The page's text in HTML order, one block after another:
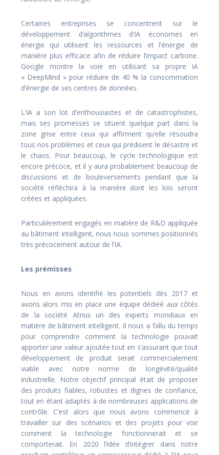
Certaines entreprises se concentrent sur le
développement d’algorithmes d’IA économes en
énergie qui utilisent les ressources et l’énergie de
manière plus efficace afin de réduire l’impact carbone.
Google montre la voie en utilisant sa propre IA
« DeepMind » pour réduire de 40 % la consommation
d’énergie de ses centres de données.
L’IA a son lot d’enthousiastes et de catastrophistes,
mais ses promesses se situent quelque part dans la
zone grise entre ceux qui affirment qu’elle résoudra
tous nos problèmes et ceux qui prédisent le désastre et
le chaos. Pour beaucoup, le cycle technologique est
encore précoce, et il y aura probablement beaucoup de
discussions et de bouleversements pendant que la
société réfléchira à la manière dont les lois seront
créées et appliquées.
Particulièrement engagés en matière de R&D appliquée
au bâtiment intelligent, nous nous sommes positionnés
très précocement autour de l’IA.
Les prémisses
Nous en avons identifié les potentiels dès 2017 et
avons alors mis en place une équipe dédiéé aux côtés
de la société Atrius un des experts mondiaux en
matière de bâtiment intelligent. Il nous a fallu du temps
pour comprendre comment la technologie pouvait
apporter une valeur ajoutée tout en s’assurant que tout
développement de produit serait commercialement
viable avec notre norme de longévité/qualité
industrielle. Notre objectif principal était de proposer
des produits fiables, robustes et dignes de confiance,
tout en étant adaptés à de nombreuses applications de
contrôle. C’est alors que nous avons commencé à
travailler sur des scénarios et des projets pour voir
comment la technologie fonctionnerait et se
comporterait. En 2020 l’idée d’intégrer dans notre